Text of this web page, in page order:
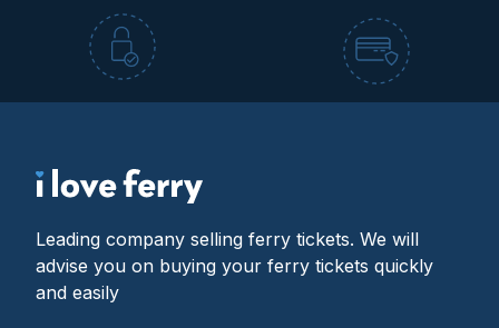
Leading company selling ferry tickets. We will
advise you on buying your ferry tickets quickly
and easily